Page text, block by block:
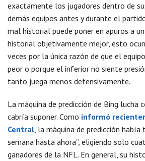
exactamente los jugadores dentro de
demás equipos antes y durante el
mal historial puede poner en apuros a
historial objetivamente mejor, esto
veces por la única razón de que el
peor o porque el inferior no siente
tanto juega menos defensivamente.
La máquina de predicción de Bing lucha
cabría suponer. Como informó
Central, la máquina de predicción había
semana hasta ahora”, eligiendo solo
ganadores de la NFL. En general, su